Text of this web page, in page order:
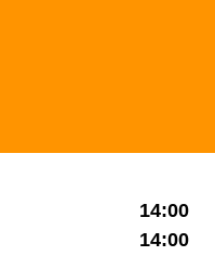
14:00
14:00